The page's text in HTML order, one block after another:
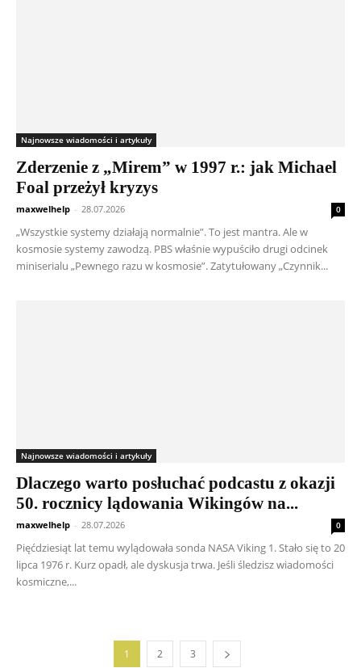
Najnowsze wiadomości i artykuły
Zderzenie z „Mirem” w 1997 r.: jak Michael
Foal przeżył kryzys
maxwelhelp - 28.07.2026 0
„Wszystkie systemy działają normalnie”. To jest mantra. Ale w
kosmosie systemy zawodzą. PBS właśnie wypuściło drugi odcinek
miniserialu „Pewnego razu w kosmosie”. Zatytułowany „Czynnik...
Najnowsze wiadomości i artykuły
Dlaczego warto posłuchać podcastu z okazji
50. rocznicy lądowania Wikingów na...
maxwelhelp - 28.07.2026 0
Pięćdziesiąt lat temu wylądowała sonda NASA Viking 1. Stało się to 20
lipca 1976 r. Kurz opadł, ale dyskusja trwa. Jeśli śledzisz wiadomości
kosmiczne,...
1 2 3